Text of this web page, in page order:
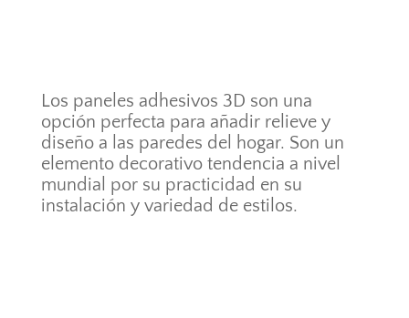
Los paneles adhesivos 3D son una
opción perfecta para añadir relieve y
diseño a las paredes del hogar. Son un
elemento decorativo tendencia a nivel
mundial por su practicidad en su
instalación y variedad de estilos.